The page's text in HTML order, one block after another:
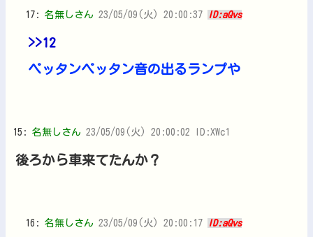
17: 名無しさん 23/05/09(火) 20:00:37 ID:aQvs
>>12
ペッタンペッタン音の出るランプや
15: 名無しさん 23/05/09(火) 20:00:02 ID:XWc1
後ろから車来てたんか？
16: 名無しさん 23/05/09(火) 20:00:17 ID:aQvs